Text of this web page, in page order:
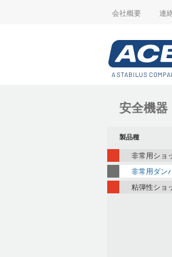
会社概要 連
安全機器
製品種
非常用ショ
非常用ダン
粘弾性ショ